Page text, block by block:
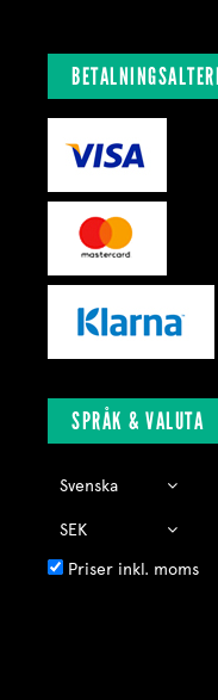
SPRÅK & VALUTA
Priser inkl. moms